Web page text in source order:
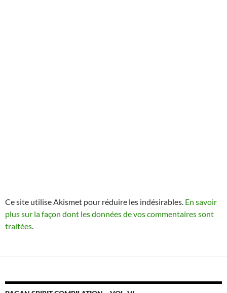
Ce site utilise Akismet pour réduire les indésirables. En savoir
plus sur la façon dont les données de vos commentaires sont
traitées.